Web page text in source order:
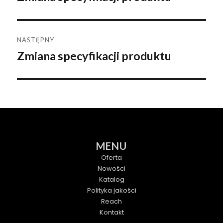
wpisu
NASTĘPNY
Następny
Zmiana specyfikacji produktu
MENU
Oferta
Nowości
Katalog
Polityka jakości
Reach
Kontakt